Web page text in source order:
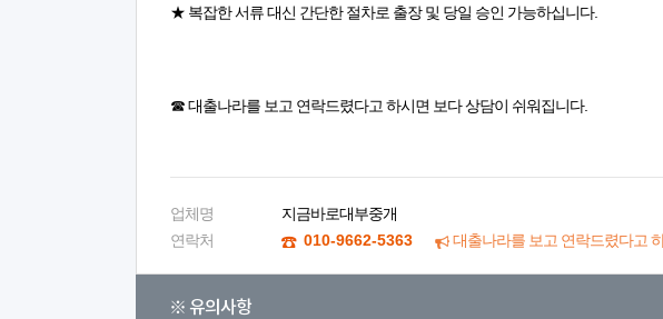
★ 복잡한 서류 대신 간단한 절차로 출장 및 당일 승인 가능하십니다.
☎ 대출나라를 보고 연락드렸다고 하시면 보다 상담이 쉬워집니다.
업체명
지금바로대부중개
연락처
010-9662-5363 대출나라를 보고 연락드렸다고
※ 유의사항